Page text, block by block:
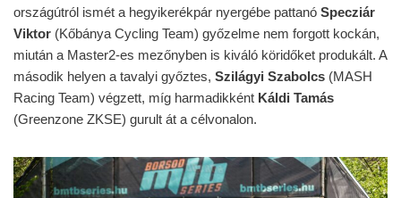
országútról ismét a hegyikerékpár nyergébe pattanó Specziár
Viktor (Kőbánya Cycling Team) győzelme nem forgott kockán,
miután a Master2-es mezőnyben is kiváló köridőket produkált. A
második helyen a tavalyi győztes, Szilágyi Szabolcs (MASH
Racing Team) végzett, míg harmadikként Káldi Tamás
(Greenzone ZKSE) gurult át a célvonalon.